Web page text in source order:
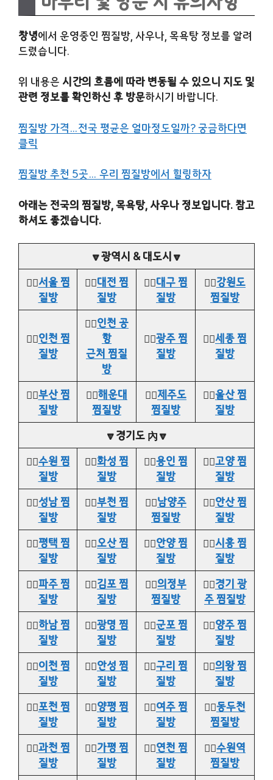
창녕에서 운영중인 찜질방, 사우나, 목욕탕 정보를 알려
드렸습니다.
위 내용은 시간의 흐름에 따라 변동될 수 있으니 지도 및
관련 정보를 확인하신 후 방문하시기 바랍니다.
찜질방 가격…전국 평균은 얼마정도일까? 궁금하다면
클릭
찜질방 추천 5곳… 우리 찜질방에서 힐링하자
아래는 전국의 찜질방, 목욕탕, 사우나 정보입니다. 참고
하셔도 좋겠습니다.
🔽광역시 & 대도시🔽
👉🏻서울 찜
질방
👉🏻대전 찜
질방
👉🏻대구 찜
질방
👉🏻강원도
찜질방
👉🏻인천 찜
질방
👉🏻인천 공
항
근처 찜질
방
👉🏻광주 찜
질방
👉🏻세종 찜
질방
👉🏻부산 찜
질방
👉🏻해운대
찜질방
👉🏻제주도
찜질방
👉🏻울산 찜
질방
🔽경기도 內🔽
👉🏻수원 찜
질방
👉🏻화성 찜
질방
👉🏻용인 찜
질방
👉🏻고양 찜
질방
👉🏻성남 찜
질방
👉🏻부천 찜
질방
👉🏻남양주
찜질방
👉🏻안산 찜
질방
👉🏻평택 찜
질방
👉🏻오산 찜
질방
👉🏻안양 찜
질방
👉🏻시흥 찜
질방
👉🏻파주 찜
질방
👉🏻김포 찜
질방
👉🏻의정부
찜질방
👉🏻경기 광
주 찜질방
👉🏻하남 찜
질방
👉🏻광명 찜
질방
👉🏻군포 찜
질방
👉🏻양주 찜
질방
👉🏻이천 찜
질방
👉🏻안성 찜
질방
👉🏻구리 찜
질방
👉🏻의왕 찜
질방
👉🏻포천 찜
질방
👉🏻양평 찜
질방
👉🏻여주 찜
질방
👉🏻동두천
찜질방
👉🏻과천 찜
질방
👉🏻가평 찜
질방
👉🏻연천 찜
질방
👉🏻수원역
찜질방